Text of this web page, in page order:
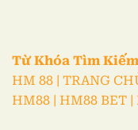
Từ Khóa Tìm Kiếm
HM 88 | TRANG
HM88 | HM88 BET |